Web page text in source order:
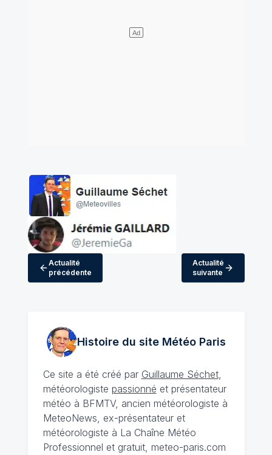
Actualité
précédente
Actualité
suivante
Histoire du site MétéoParis
Ce site a été créé par Guillaume Séchet,
météorologiste passionné et présentateur
météo à BFMTV, ancien météorologiste à
MeteoNews, ex-présentateur et
météorologiste à La Chaîne Météo
Professionnel et gratuit, meteo-paris.com